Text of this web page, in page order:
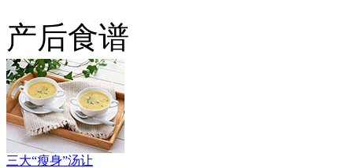
产后食谱
三大“瘦身”汤让